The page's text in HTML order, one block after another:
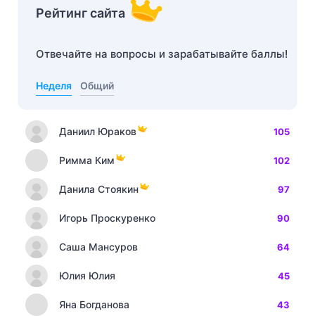
Рейтинг сайта
Отвечайте на вопросы и зарабатывайте баллы!
Неделя Общий
Даниил Юраков 105
Римма Ким 102
Данила Стоякин 97
Игорь Проскуренко 90
Саша Мансуров 64
Юлия Юлия 45
Яна Богданова 43